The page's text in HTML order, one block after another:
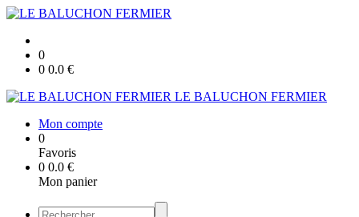
0
0 0.0 €
LE BALUCHON FERMIER
Mon compte
0
Favoris
0 0.0 €
Mon panier